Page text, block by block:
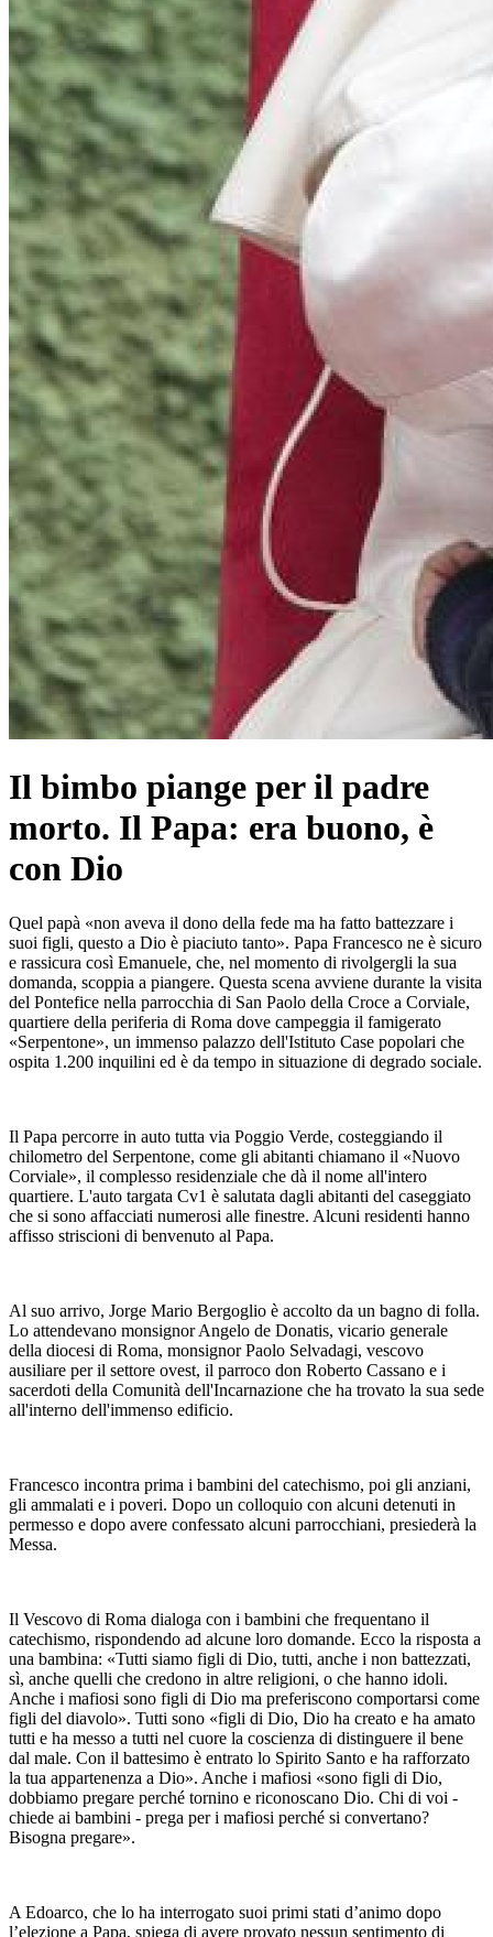
Il bimbo piange per il padre
morto. Il Papa: era buono, è
con Dio
Quel papà «non aveva il dono della fede ma ha fatto battezzare i
suoi figli, questo a Dio è piaciuto tanto». Papa Francesco ne è sicuro
e rassicura così Emanuele, che, nel momento di rivolgergli la sua
domanda, scoppia a piangere. Questa scena avviene durante la visita
del Pontefice nella parrocchia di San Paolo della Croce a Corviale,
quartiere della periferia di Roma dove campeggia il famigerato
«Serpentone», un immenso palazzo dell'Istituto Case popolari che
ospita 1.200 inquilini ed è da tempo in situazione di degrado sociale.
Il Papa percorre in auto tutta via Poggio Verde, costeggiando il
chilometro del Serpentone, come gli abitanti chiamano il «Nuovo
Corviale», il complesso residenziale che dà il nome all'intero
quartiere. L'auto targata Cv1 è salutata dagli abitanti del caseggiato
che si sono affacciati numerosi alle finestre. Alcuni residenti hanno
affisso striscioni di benvenuto al Papa.
Al suo arrivo, Jorge Mario Bergoglio è accolto da un bagno di folla.
Lo attendevano monsignor Angelo de Donatis, vicario generale
della diocesi di Roma, monsignor Paolo Selvadagi, vescovo
ausiliare per il settore ovest, il parroco don Roberto Cassano e i
sacerdoti della Comunità dell'Incarnazione che ha trovato la sua sede
all'interno dell'immenso edificio.
Francesco incontra prima i bambini del catechismo, poi gli anziani,
gli ammalati e i poveri. Dopo un colloquio con alcuni detenuti in
permesso e dopo avere confessato alcuni parrocchiani, presiederà la
Messa.
Il Vescovo di Roma dialoga con i bambini che frequentano il
catechismo, rispondendo ad alcune loro domande. Ecco la risposta a
una bambina: «Tutti siamo figli di Dio, tutti, anche i non battezzati,
sì, anche quelli che credono in altre religioni, o che hanno idoli.
Anche i mafiosi sono figli di Dio ma preferiscono comportarsi come
figli del diavolo». Tutti sono «figli di Dio, Dio ha creato e ha amato
tutti e ha messo a tutti nel cuore la coscienza di distinguere il bene
dal male. Con il battesimo è entrato lo Spirito Santo e ha rafforzato
la tua appartenenza a Dio». Anche i mafiosi «sono figli di Dio,
dobbiamo pregare perché tornino e riconoscano Dio. Chi di voi -
chiede ai bambini - prega per i mafiosi perché si convertano?
Bisogna pregare».
A Edoarco, che lo ha interrogato suoi primi stati d’animo dopo
l’elezione a Papa, spiega di avere provato nessun sentimento di